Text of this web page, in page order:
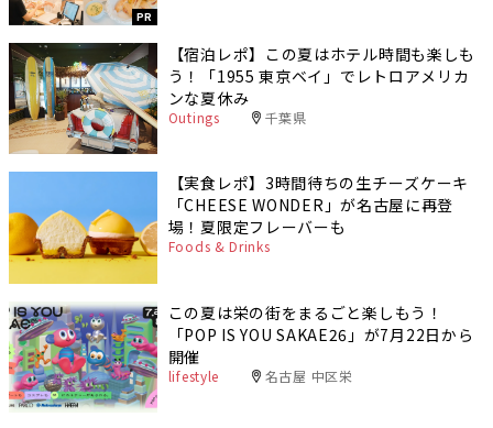
PR
【宿泊レポ】この夏はホテル時間も楽しも
う！「1955 東京ベイ」でレトロアメリカ
ンな夏休み
Outings 千葉県
【実食レポ】3時間待ちの生チーズケーキ
「CHEESE WONDER」が名古屋に再登
場！夏限定フレーバーも
Foods & Drinks
この夏は栄の街をまるごと楽しもう！
「POP IS YOU SAKAE26」が7月22日から
開催
lifestyle 名古屋 中区栄